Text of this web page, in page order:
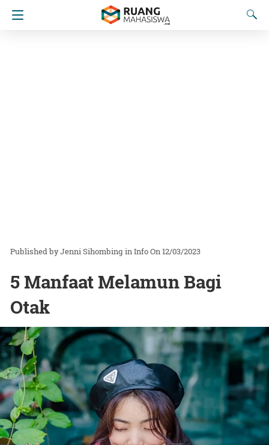
Jenni Sihombing inInfoOn 12/03/2023
5 Manfaat Melamun Bagi
Otak